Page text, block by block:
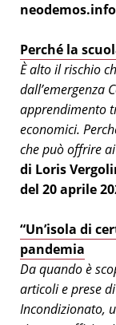
Perché la
È alto il rischio
dall’emergenza
apprendimento
economici.
che può offrire
di Loris
del 20 aprile
“Un’isola di
pandemia
Da quando è
articoli e prese
Incondizionato,